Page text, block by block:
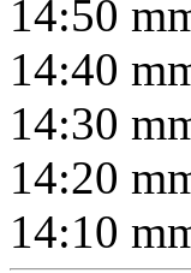
14:50
14:40
14:30
14:20
14:10